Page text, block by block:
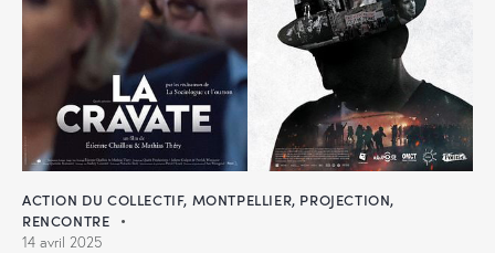
ACTION DU COLLECTIF, MONTPELLIER, PROJECTION,
RENCONTRE
14 avril 2025